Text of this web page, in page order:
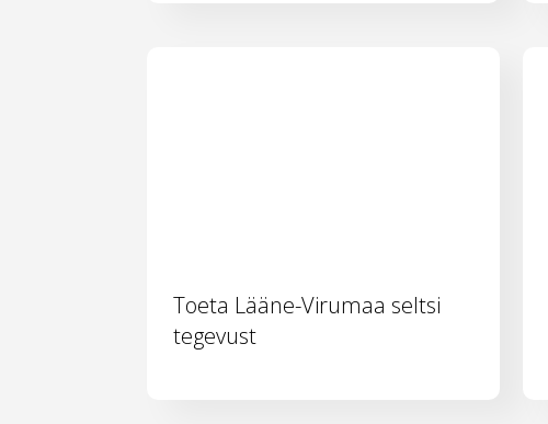
Toeta Lääne-Virumaa seltsi
tegevust